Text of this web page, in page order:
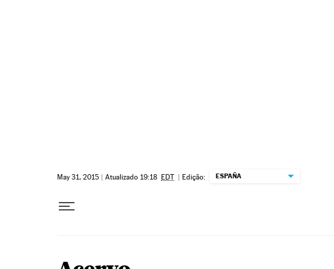
May 31, 2015 | Atualizado 19:18 EDT | Edição: ESPAÑA